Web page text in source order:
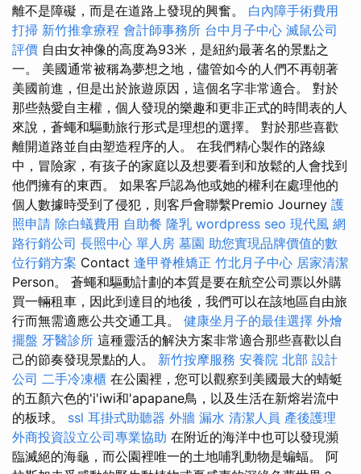
離不是障礙，而是在道路上發現的興奮。 白內障手術費用
打掃 新竹推拿療程 會計師事務所 台中月子中心 滅鼠公司
評價 自由女神像的高度為93米，是紐約最著名的景點之
一。 美國通常被稱為夢想之地，儘管如今的人們不再朝著
美國前進，但是出於旅遊原因，這個名字非常適合。 對於
那些熱愛自主權，個人發現的樂趣和更非正式的時間表的人
來說，蒼蠅和驅動旅行形式是理想的選擇。 對於那些喜歡
離開道路並自由塑造程序的人。 在我們精心製作的路線
中，冒險家，有孩子的家庭以及想要看到和放鬆的人會找到
他們擁有的東西。 如果客戶認為他或她的權利在處理他的
個人數據時受到了侵犯，則客戶會聯繫Premio Journey 護
照申請 除白蟻費用 自助餐 隆乳 wordpress seo 現代風 網
路行銷公司 長照中心 單人房 墓園 助您實現品牌價值的數
位行銷方案 Contact 逢甲脊椎矯正 竹北月子中心 居家清潔
Person。 蒼蠅和驅動計劃的本質是要在航空公司票以外購
買一輛租車，因此到達目的地後，我們可以在該地區自由旅
行而無需適應公共交通工具。 健康坐月子的最佳選擇 外燴
擺盤 牙醫診所 這種靈活的解決方案非常適合那些喜歡以自
己的節奏發現景點的人。 新竹按摩服務 安養院 北部 設計
公司 二手冷凍櫃 在公園裡，您可以觀察到美國最大的蜻蜓
的五顏六色的'i'iwi和'apapane鳥，以及生活在新熔岩流中
的板球。 ssl 耳掛式助聽器 外牆 漏水 清潔人員 產後護理
外商投資設立公司專業協助 在附近的海洋中也可以發現瀕
臨滅絕的海龜，而公園裡唯一的土地哺乳動物是蝙蝠。 阿